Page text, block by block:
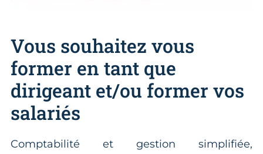
Vous souhaitez vous
former en tant que
dirigeant et/ou former vos
salariés
Comptabilité et gestion simplifiée,